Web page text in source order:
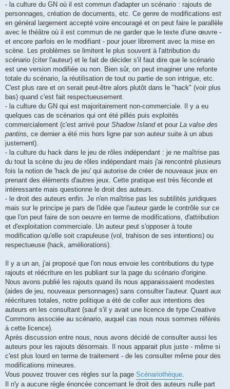
- la culture du GN où il est commun d'adapter un scénario : rajouts de
personnages, création de documents, etc. Ce genre de modifications est
en général largement accepté voire encouragé et on peut faire le parallèle
avec le théâtre où il est commun de ne garder que le texte d'une œuvre -
et encore parfois en le modifiant - pour jouer librement avec la mise en
scène. Les problèmes se limitent le plus souvent à l'attribution du
scénario (citer l'auteur) et le fait de décider s'il faut dire que le scénario
est une version modifiée ou non. Bien sûr, on peut imaginer une refonte
totale du scénario, la réutilisation de tout ou partie de son intrigue, etc.
C'est plus rare et on serait peut-être alors plutôt dans le "hack" (voir plus
bas) quand c'est fait respectueusement.
- la culture du GN qui est majoritairement non-commerciale. Il y a eu
quelques cas de scénarios qui ont été pillés puis exploités
commercialement (c'est arrivé pour Shadow Islandet pour La valse des
pantins, ce dernier a été mis hors ligne par son auteur suite à un abus
justement).
- la culture du hack dans le jeu de rôles indépendant : je ne maîtrise pas
du tout la scène du jeu de rôles indépendant mais j'ai rencontré plusieurs
fois la notion de 'hack de jeu' qui autorise de créer de nouveaux jeux en
prenant des éléments d'autres jeux. Cette pratique est très féconde et
intéressante mais questionne le droit des auteurs.
- le droit des auteurs enfin. Je n'en maîtrise pas les subtilités juridiques
mais sur le principe je pars de l'idée que l'auteur garde le contrôle sur ce
que l'on peut faire de son oeuvre en terme de modifications, d'attribution
et d'exploitation commerciale. Un auteur peut s'opposer à toute
modification qu'elle soit crapuleuse (vol, trahison de ses intentions) ou
respectueuse (hack, améliorations).
Il y a un an, j'ai proposé que l'on nous envoie les contributions du type
rajouts et réécriture en les publiant sur la page du scénario d'origine.
Nous avons publié les rajouts quand ils nous apparaissaient modestes
(aides de jeu, nouveaux personnages) sans consulter l'auteur. Quant aux
réécritures totales, notre politique a été de coller aux intentions des
auteurs en les consultant (sauf s'il y avait une licence de type Creative
Commons associée au scénario, auquel cas nous nous sommes référés
à cette licence).
Après discussion entre nous, nous avons décidé de consulter aussi les
auteurs pour les rajouts désormais. Il nous apparait plus juste - même si
c'est plus lourd en terme de traitement - de les consulter même pour des
modifications mineures.
Vous pouvez trouver ces règles sur la page Scénariothèque.
Il n'y a aucune règle énoncée concernant le droit des auteurs nulle part